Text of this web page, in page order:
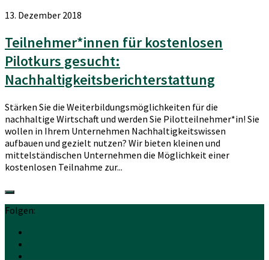
13. Dezember 2018
Teilnehmer*innen für kostenlosen
Pilotkurs gesucht:
Nachhaltigkeitsberichterstattung
Stärken Sie die Weiterbildungsmöglichkeiten für die
nachhaltige Wirtschaft und werden Sie Pilotteilnehmer*in! Sie
wollen in Ihrem Unternehmen Nachhaltigkeitswissen
aufbauen und gezielt nutzen? Wir bieten kleinen und
mittelständischen Unternehmen die Möglichkeit einer
kostenlosen Teilnahme zur...
Folgen: